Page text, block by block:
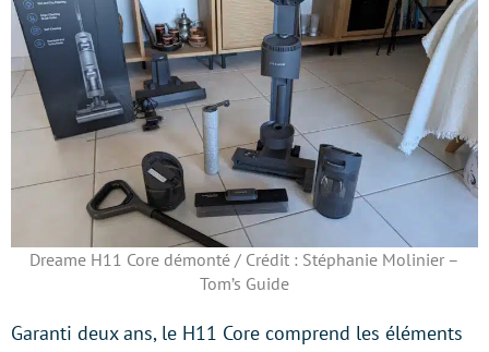
Dreame H11 Core démonté / Crédit : Stéphanie Molinier –
Tom’s Guide
Garanti deux ans, le H11 Core comprend les éléments